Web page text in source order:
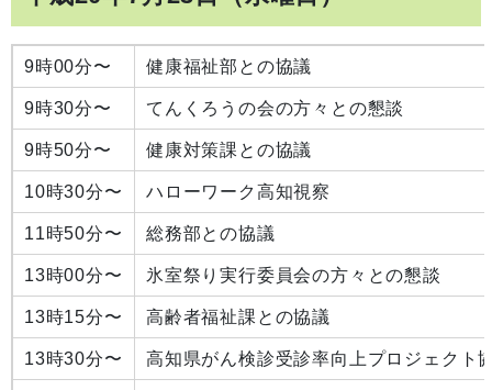
9時00分〜 健康福祉部との協議
9時30分〜 てんくろうの会の方々との懇談
9時50分〜 健康対策課との協議
10時30分〜 ハローワーク高知視察
11時50分〜 総務部との協議
13時00分〜 氷室祭り実行委員会の方々との懇談
13時15分〜 高齢者福祉課との協議
13時30分〜 高知県がん検診受診率向上プロジェクト